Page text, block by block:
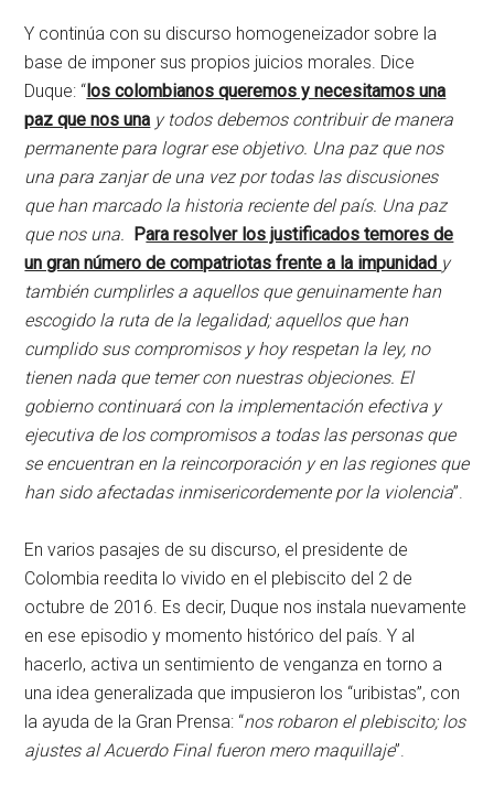
Y continúa con su discurso homogeneizador sobre la
base de imponer sus propios juicios morales. Dice
Duque: “los colombianos queremos y necesitamos una
paz que nos una y todos debemos contribuir de manera
permanente para lograr ese objetivo. Una paz que nos
una para zanjar de una vez por todas las discusiones
que han marcado la historia reciente del país. Una paz
que nos una. Para resolver los justificados temores de
un gran número de compatriotas frente a la impunidad y
también cumplirles a aquellos que genuinamente han
escogido la ruta de la legalidad; aquellos que han
cumplido sus compromisos y hoy respetan la ley, no
tienen nada que temer con nuestras objeciones. El
gobierno continuará con la implementación efectiva y
ejecutiva de los compromisos a todas las personas que
se encuentran en la reincorporación y en las regiones que
han sido afectadas inmisericordemente por la violencia”.
En varios pasajes de su discurso, el presidente de
Colombia reedita lo vivido en el plebiscito del 2 de
octubre de 2016. Es decir, Duque nos instala nuevamente
en ese episodio y momento histórico del país. Y al
hacerlo, activa un sentimiento de venganza en torno a
una idea generalizada que impusieron los “uribistas”, con
la ayuda de la Gran Prensa: “nos robaron el plebiscito; los
ajustes al Acuerdo Final fueron mero maquillaje”.